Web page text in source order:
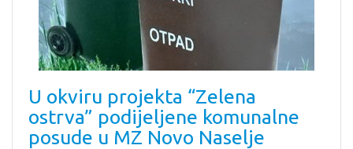
U okviru projekta “Zelena
ostrva” podijeljene komunalne
posude u MZ Novo Naselje